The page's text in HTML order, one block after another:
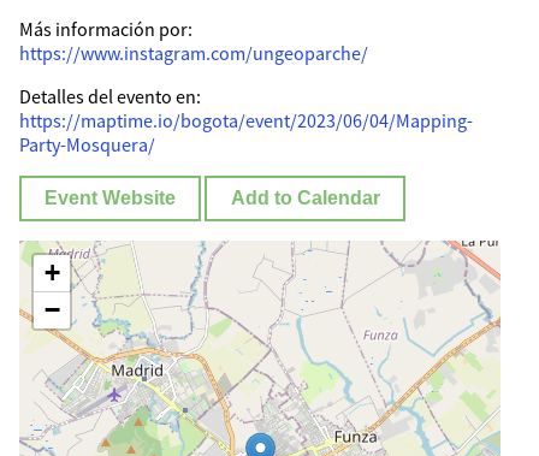
Más información por:
https://www.instagram.com/ungeoparche/
Detalles del evento en:
https://maptime.io/bogota/event/2023/06/04/Mapping-
Party-Mosquera/
Event Website Add to Calendar
+
−